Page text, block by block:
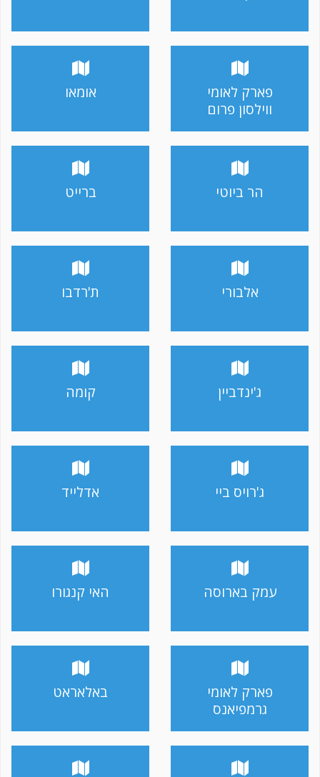
פארק לאומי
ווילסון פרום
אומאו
הר ביוטי ברייט
אלבורי ת'רדבו
ג'ינדביין קומה
ג'רויס ביי אדלייד
עמק בארוסה האי קנגורו
פארק לאומי
גרמפיאנס
באלאראט